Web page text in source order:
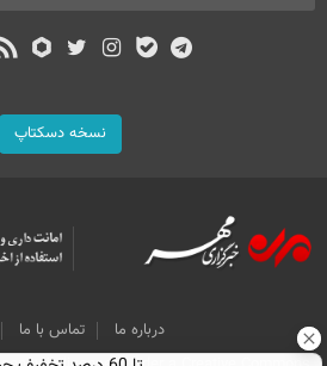
نسخه دسکتاپ
درباره ما تماس با ما